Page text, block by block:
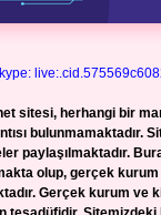
sitesi, herhangi bir
bulunmamaktadır.
paylaşılmaktadır.
olup, gerçek
Gerçek kurum ve